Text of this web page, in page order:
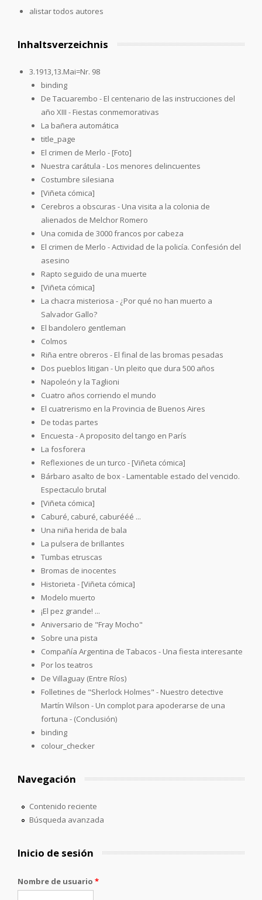
alistar todos autores
Inhaltsverzeichnis
3.1913,13.Mai=Nr. 98
binding
De Tacuarembo - El centenario de las instrucciones del
año XIII - Fiestas conmemorativas
La bañera automática
title_page
El crimen de Merlo - [Foto]
Nuestra carátula - Los menores delincuentes
Costumbre silesiana
[Viñeta cómica]
Cerebros a obscuras - Una visita a la colonia de
alienados de Melchor Romero
Una comida de 3000 francos por cabeza
El crimen de Merlo - Actividad de la policía. Confesión del
asesino
Rapto seguido de una muerte
[Viñeta cómica]
La chacra misteriosa - ¿Por qué no han muerto a
Salvador Gallo?
El bandolero gentleman
Colmos
Riña entre obreros - El final de las bromas pesadas
Dos pueblos litigan - Un pleito que dura 500 años
Napoleón y la Taglioni
Cuatro años corriendo el mundo
El cuatrerismo en la Provincia de Buenos Aires
De todas partes
Encuesta - A proposito del tango en París
La fosforera
Reflexiones de un turco - [Viñeta cómica]
Bárbaro asalto de box - Lamentable estado del vencido.
Espectaculo brutal
[Viñeta cómica]
Caburé, caburé, caburééé ...
Una niña herida de bala
La pulsera de brillantes
Tumbas etruscas
Bromas de inocentes
Historieta - [Viñeta cómica]
Modelo muerto
¡El pez grande! ...
Aniversario de "Fray Mocho"
Sobre una pista
Compañía Argentina de Tabacos - Una fiesta interesante
Por los teatros
De Villaguay (Entre Ríos)
Folletines de "Sherlock Holmes" - Nuestro detective
Martín Wilson - Un complot para apoderarse de una
fortuna - (Conclusión)
binding
colour_checker
Navegación
Contenido reciente
Búsqueda avanzada
Inicio de sesión
Nombre de usuario *